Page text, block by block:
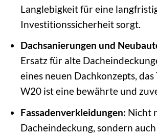
Langlebigkeit für eine
Investitionssicherheit sorgt.
Dachsanierungen und
Ersatz für alte
eines neuen Dachkonzepts, das
W20 ist eine bewährte und
Fassadenverkleidungen: Nicht
Dacheindeckung, sondern